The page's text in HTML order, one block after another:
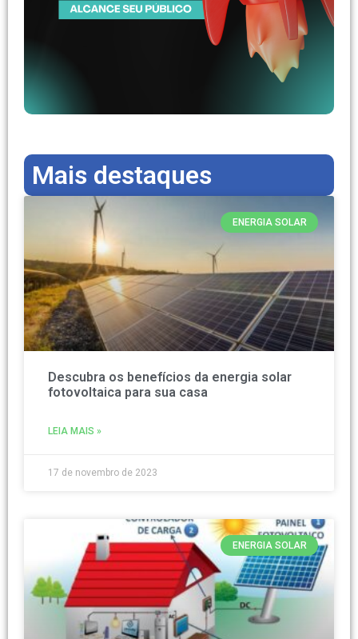
Mais destaques
ENERGIA SOLAR
Descubra os benefícios da energia solar
fotovoltaica para sua casa
LEIA MAIS »
17 de novembro de 2023
ENERGIA SOLAR